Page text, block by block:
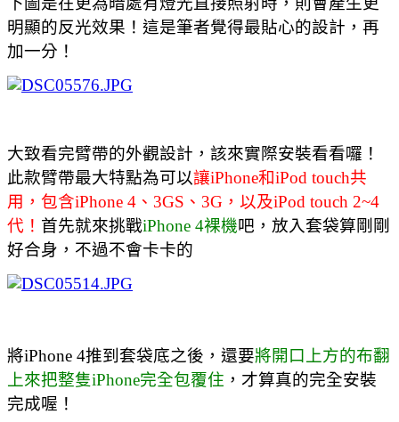
明顯的反光效果！這是筆者覺得最貼心的設計，再
加一分！
大致看完臂帶的外觀設計，該來實際安裝看看囉！
此款臂帶最大特點為可以讓iPhone和iPod touch共
用，包含iPhone 4、3GS、3G，以及iPod touch 2~4
代！ 首先就來挑戰iPhone 4裸機吧，放入套袋算剛剛
好合身，不過不會卡卡的
將iPhone 4推到套袋底之後，還要將開口上方的布翻
上來把整隻iPhone完全包覆住 ，才算真的完全安裝
完成喔！